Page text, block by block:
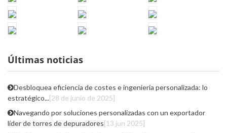
Últimas noticias
Desbloquea eficiencia de costes e ingeniería personalizada: lo
estratégico...[28 de junio de 2025]
Navegando por soluciones personalizadas con un exportador
líder de torres de depuradores[13 jun 2025]